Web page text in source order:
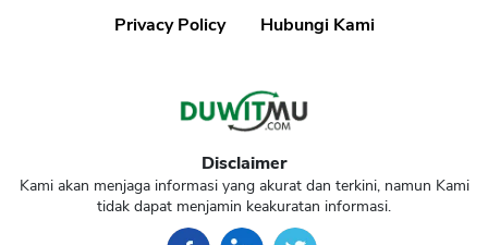
Privacy Policy
Hubungi Kami
Disclaimer
Kami akan menjaga informasi yang akurat dan terkini, namun Kami
tidak dapat menjamin keakuratan informasi.